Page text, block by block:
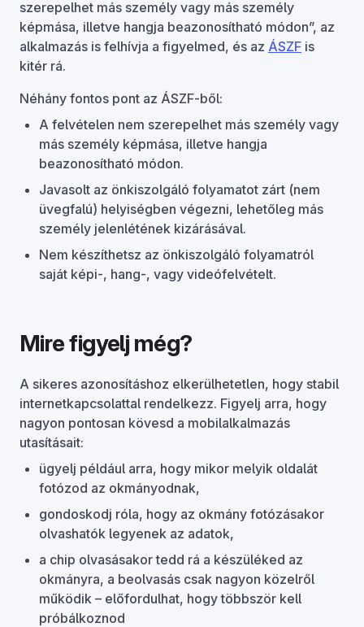
szerepelhet más személy vagy más személy
képmása, illetve hangja beazonosítható módon”, az
alkalmazás is felhívja a figyelmed, és az ÁSZF is
kitér rá.
Néhány fontos pont az ÁSZF-ből:
A felvételen nem szerepelhet más személy vagy
más személy képmása, illetve hangja
beazonosítható módon.
Javasolt az önkiszolgáló folyamatot zárt (nem
üvegfalú) helyiségben végezni, lehetőleg más
személy jelenlétének kizárásával.
Nem készíthetsz az önkiszolgáló folyamatról
saját képi-, hang-, vagy videófelvételt.
Mire figyelj még?
A sikeres azonosításhoz elkerülhetetlen, hogy stabil
internetkapcsolattal rendelkezz. Figyelj arra, hogy
nagyon pontosan kövesd a mobilalkalmazás
utasításait:
ügyelj például arra, hogy mikor melyik oldalát
fotózod az okmányodnak,
gondoskodj róla, hogy az okmány fotózásakor
olvashatók legyenek az adatok,
a chip olvasásakor tedd rá a készüléked az
okmányra, a beolvasás csak nagyon közelről
működik – előfordulhat, hogy többször kell
próbálkoznod